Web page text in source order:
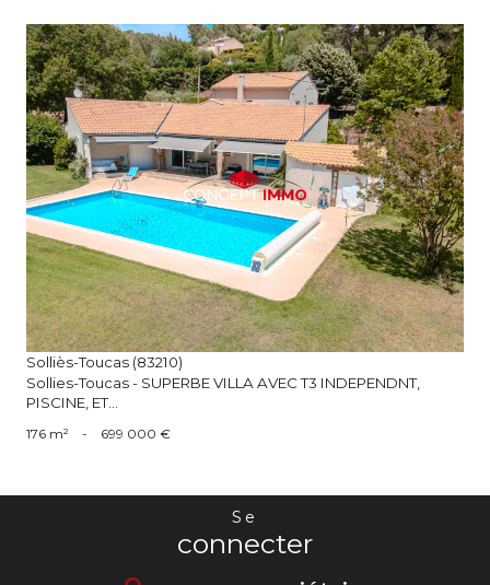
voir le bien
Solliès-Toucas (83210)
Sollies-Toucas - SUPERBE VILLA AVEC T3 INDEPENDNT,
PISCINE, ET...
176 m² - 699 000 €
Se
connecter